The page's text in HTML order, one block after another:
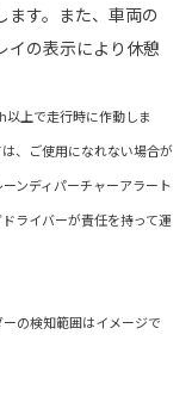
ます。また、車両の
イの表示により休憩
上で走行時に作動しま
、ご使用になれない場合が
ンディパーチャーアラート
ライバーが責任を持って運
の検知範囲はイメージで